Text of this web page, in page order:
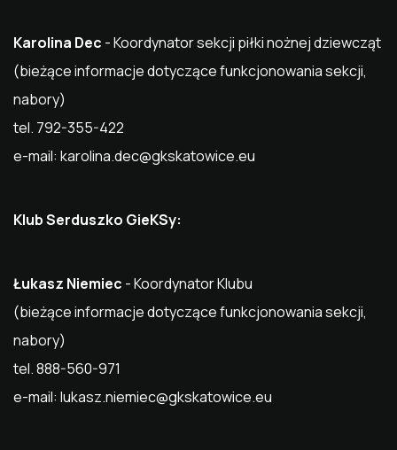
Karolina Dec - Koordynator sekcji piłki nożnej dziewcząt
(bieżące informacje dotyczące funkcjonowania sekcji,
nabory)
tel. 792-355-422
e-mail: karolina.dec@gkskatowice.eu
Klub Serduszko GieKSy:
Łukasz Niemiec - Koordynator Klubu
(bieżące informacje dotyczące funkcjonowania sekcji,
nabory)
tel. 888-560-971
e-mail: lukasz.niemiec@gkskatowice.eu